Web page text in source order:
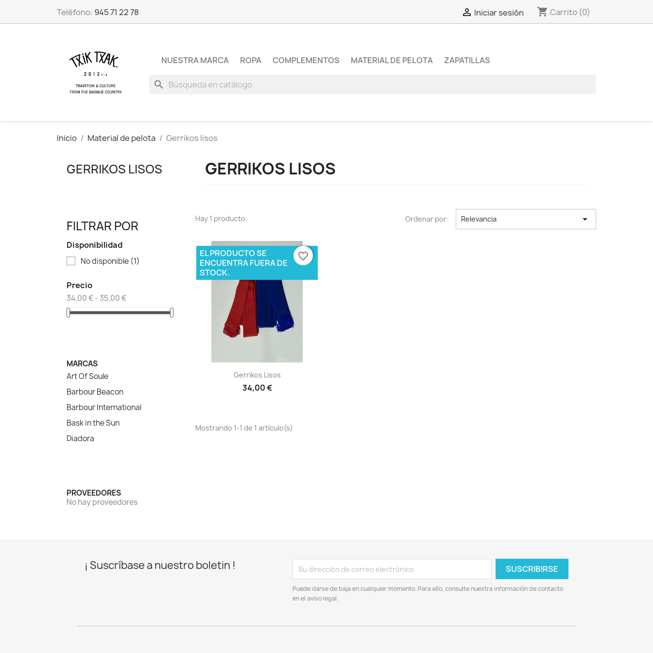
Teléfono: 945 71 22 78  Iniciar sesión shopping_cart Carrito (0)
NUESTRA MARCA ROPA COMPLEMENTOS MATERIAL DE PELOTA ZAPATILLAS
search
Inicio Material de pelota Gerrikos lisos
GERRIKOS LISOS
FILTRAR POR
Disponibilidad
No disponible (1)
Precio
34,00 € - 35,00 €
MARCAS
Art Of Soule
Barbour Beacon
Barbour International
Bask in the Sun
Diadora
PROVEEDORES
No hay proveedores
GERRIKOS LISOS
Hay 1 producto. Ordenar por: Relevancia 
Vista rápida
Gerrikos Lisos
34,00 €
EL PRODUCTO SE
ENCUENTRA FUERA DE
STOCK.
favorite_border
Mostrando 1-1 de 1 artículo(s)
¡ Suscríbase a nuestro boletin !
Puede darse de baja en cualquier momento. Para ello, consulte nuestra información de contacto
en el aviso legal.